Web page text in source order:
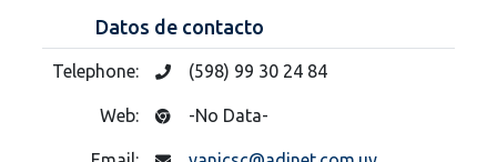
Datos de contacto
Telephone: (598) 99 30 24 84
Web: -No Data-